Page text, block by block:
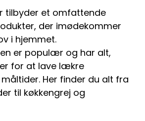
tilbyder et omfattende
der imødekommer
i hjemmet.
er populær og har alt,
for at lave lækre
Her finder du alt fra
til køkkengrej og